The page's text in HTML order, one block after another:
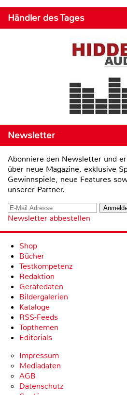
Händler des Tages
Newsletter
Abonniere den Newsletter und
über neue Magazine, exklusive
Gewinnspiele, neue Features
unserer Partner.
Newsletter abbestellen
Shop
Bücher
Testkompetenz
Redaktion
Gerätedaten
Bildergalerien
Kataloge
RSS-Feeds
Topthemen
Editorials
Impressum
Mediadaten
AGB
Datenschutz